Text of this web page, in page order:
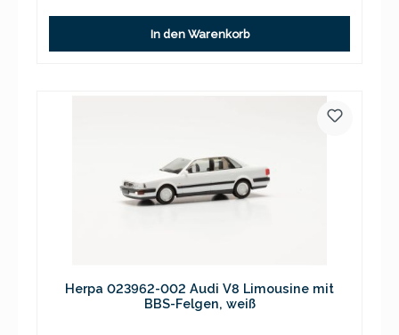
In den Warenkorb
Herpa 023962-002 Audi V8 Limousine mit
BBS-Felgen, weiß